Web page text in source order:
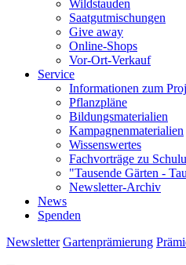
Wildstauden
Saatgutmischungen
Give away
Online-Shops
Vor-Ort-Verkauf
Service
Informationen zum
Pflanzpläne
Bildungsmaterialien
Kampagnenmaterialien
Wissenswertes
Fachvorträge zu
"Tausende Gärten -
Newsletter-Archiv
News
Spenden
Newsletter Gartenprämierung